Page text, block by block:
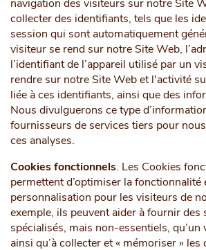
navigation des visiteurs sur notre Site
collecter des identifiants, tels que les
session qui sont automatiquement
visiteur se rend sur notre Site Web,
l’identifiant de l’appareil utilisé par un
rendre sur notre Site Web et l'activité
liée à ces identifiants, ainsi que des
Nous divulguerons ce type
fournisseurs de services tiers pour
ces analyses.
Cookies fonctionnels. Les Cookies
permettent d’optimiser la fonctionnalité
personnalisation pour les visiteurs de
exemple, ils peuvent aider à fournir des
spécialisés, mais non-essentiels, qu’un
ainsi qu’à collecter et « mémoriser » les